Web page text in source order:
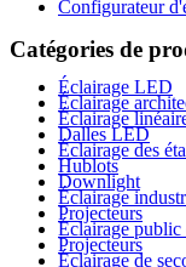
Configurateur
Catégories de
Éclairage LED
Éclairage
Éclairage
Dalles LED
Éclairage des
Hublots
Downlight
Éclairage
Projecteurs
Éclairage public
Projecteurs
Éclairage de